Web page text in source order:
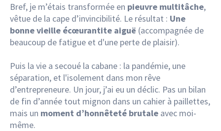
Bref, je m’étais transformée en pieuvre multitâche,
vêtue de la cape d’invincibilité. Le résultat : Une
bonne vieille écœurantite aiguë (accompagnée de
beaucoup de fatigue et d'une perte de plaisir).
Puis la vie a secoué la cabane : la pandémie, une
séparation, et l'isolement dans mon rêve
d’entrepreneure. Un jour, j’ai eu un déclic. Pas un bilan
de fin d’année tout mignon dans un cahier à paillettes,
mais un moment d’honnêteté brutale avec moi-
même.